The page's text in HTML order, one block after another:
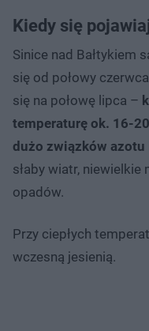
Kiedy się
Sinice nad Bałtykiem
się od połowy
się na połowę lipca –
temperaturę ok. 16-
dużo związków
słaby wiatr,
opadów.
Przy ciepłych
wczesną jesienią.